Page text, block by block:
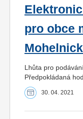
pro obce
Lhůta pro
Předpokládaná
30. 04. 2021